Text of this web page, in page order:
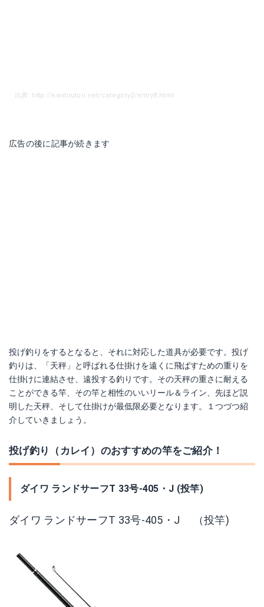
出典: http://kantouturi.net/category2/entry8.html
広告の後に記事が続きます
投げ釣りをするとなると、それに対応した道具が必要です。投げ
釣りは、「天秤」と呼ばれる仕掛けを遠くに飛ばすための重りを
仕掛けに連結させ、遠投する釣りです。その天秤の重さに耐える
ことができる竿、その竿と相性のいいリール＆ライン、先ほど説
明した天秤、そして仕掛けが最低限必要となります。１つづつ紹
介していきましょう。
投げ釣り（カレイ）のおすすめの竿をご紹介！
ダイワ ランドサーフT 33号-405・J (投竿)
ダイワ ランドサーフT 33号-405・J （投竿)